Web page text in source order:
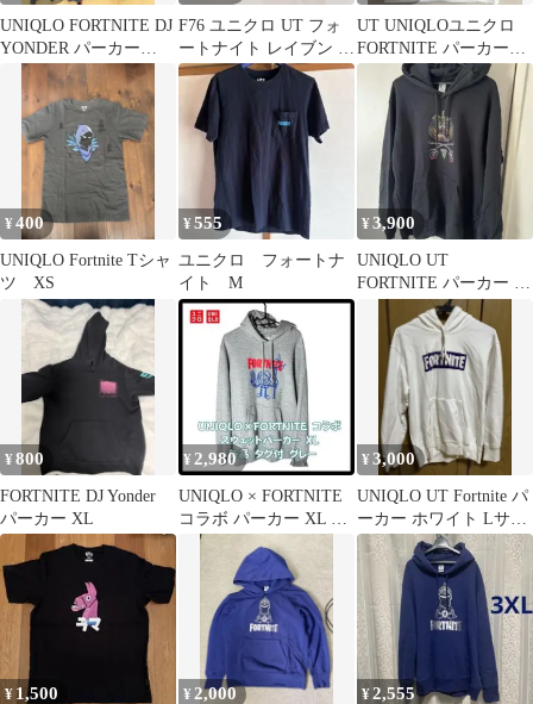
UNIQLO FORTNITE DJ
YONDER パーカー
XXL
F76 ユニクロ UT フォ
ートナイト レイブン T
シャツ L スミクロ カラ
UT UNIQLOユニクロ
FORTNITE パーカー
フーディ XL ホワイト
¥400
UNIQLO Fortnite Tシャ
ツ XS
¥555
ユニクロ フォートナ
イト M
¥3,900
UNIQLO UT
FORTNITE パーカー ブ
ラック XL
¥800
FORTNITE DJ Yonder
パーカー XL
¥ 2,980
UNIQLO × FORTNITE
コラボ パーカー XL グ
レー 新品タグ付
¥3,000
UNIQLO UT Fortnite パ
ーカー ホワイト Lサイ
ズ
¥ 1,500 ¥ 2,000 ¥2,555